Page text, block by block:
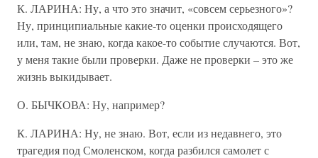
К. ЛАРИНА: Ну, а что это значит, «совсем серьезного»?
Ну, принципиальные какие-то оценки происходящего
или, там, не знаю, когда какое-то событие случаются. Вот,
у меня такие были проверки. Даже не проверки – это же
жизнь выкидывает.
О. БЫЧКОВА: Ну, например?
К. ЛАРИНА: Ну, не знаю. Вот, если из недавнего, это
трагедия под Смоленском, когда разбился самолет с